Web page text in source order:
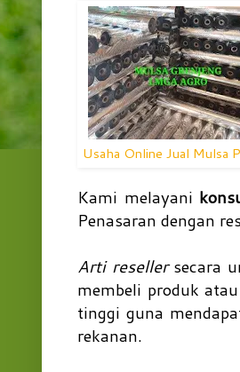
Usaha Online Jual Mulsa
Kami melayani
Penasaran dengan
Arti resellersecara
membeli produk
tinggi guna
rekanan.